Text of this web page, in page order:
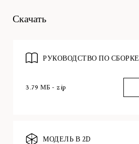
Скачать
РУКОВОДСТВО ПО СБОРКЕ
3.79 МБ - zip
МОДЕЛЬ В 2D